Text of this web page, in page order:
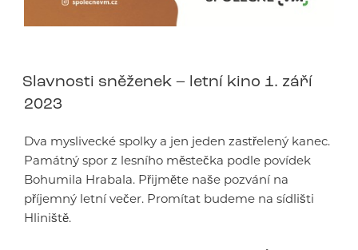
Slavnosti sněženek – letní kino 1. září
2023
Dva myslivecké spolky a jen jeden zastřelený kanec.
Památný spor z lesního městečka podle povídek
Bohumila Hrabala. Přijměte naše pozvání na
příjemný letní večer. Promítat budeme na sídlišti
Hliniště.